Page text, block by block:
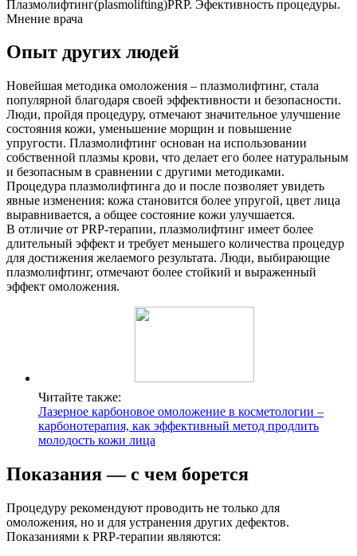
Плазмолифтинг(plasmolifting)PRP. Эфективность процедуры.
Мнение врача
Опыт других людей
Новейшая методика омоложения – плазмолифтинг, стала
популярной благодаря своей эффективности и безопасности.
Люди, пройдя процедуру, отмечают значительное улучшение
состояния кожи, уменьшение морщин и повышение
упругости. Плазмолифтинг основан на использовании
собственной плазмы крови, что делает его более натуральным
и безопасным в сравнении с другими методиками.
Процедура плазмолифтинга до и после позволяет увидеть
явные изменения: кожа становится более упругой, цвет лица
выравнивается, а общее состояние кожи улучшается.
В отличие от PRP-терапии, плазмолифтинг имеет более
длительный эффект и требует меньшего количества процедур
для достижения желаемого результата. Люди, выбирающие
плазмолифтинг, отмечают более стойкий и выраженный
эффект омоложения.
Читайте также:
Лазерное карбоновое омоложение в косметологии –
карбонотерапия, как эффективный метод продлить
молодость кожи лица
Показания — с чем борется
Процедуру рекомендуют проводить не только для
омоложения, но и для устранения других дефектов.
Показаниями к PRP-терапии являются: